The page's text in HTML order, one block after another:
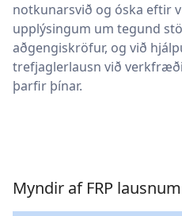
notkunarsvið og óska eftir
upplýsingum um tegund
aðgengiskröfur, og við
trefjaglerlausn við
þarfir þínar.
Myndir af FRP